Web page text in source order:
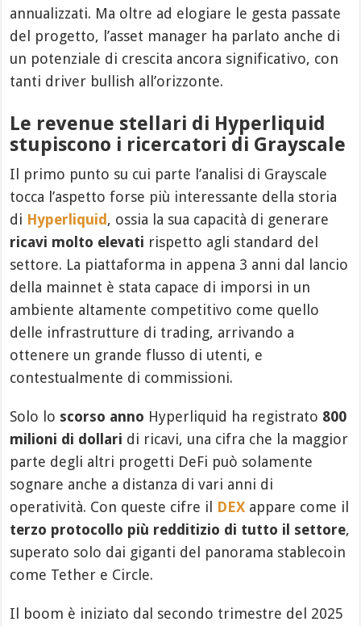
annualizzati. Ma oltre ad elogiare le gesta passate
del progetto, l’asset manager ha parlato anche di
un potenziale di crescita ancora significativo, con
tanti driver bullish all’orizzonte.
Le revenue stellari di Hyperliquid
stupiscono i ricercatori di Grayscale
Il primo punto su cui parte l’analisi di Grayscale
tocca l’aspetto forse più interessante della storia
di Hyperliquid, ossia la sua capacità di generare
ricavi molto elevati rispetto agli standard del
settore. La piattaforma in appena 3 anni dal lancio
della mainnet è stata capace di imporsi in un
ambiente altamente competitivo come quello
delle infrastrutture di trading, arrivando a
ottenere un grande flusso di utenti, e
contestualmente di commissioni.
Solo lo scorso anno Hyperliquid ha registrato 800
milioni di dollari di ricavi, una cifra che la maggior
parte degli altri progetti DeFi può solamente
sognare anche a distanza di vari anni di
operatività. Con queste cifre il DEX appare come il
terzo protocollo più redditizio di tutto il settore,
superato solo dai giganti del panorama stablecoin
come Tether e Circle.
Il boom è iniziato dal secondo trimestre del 2025